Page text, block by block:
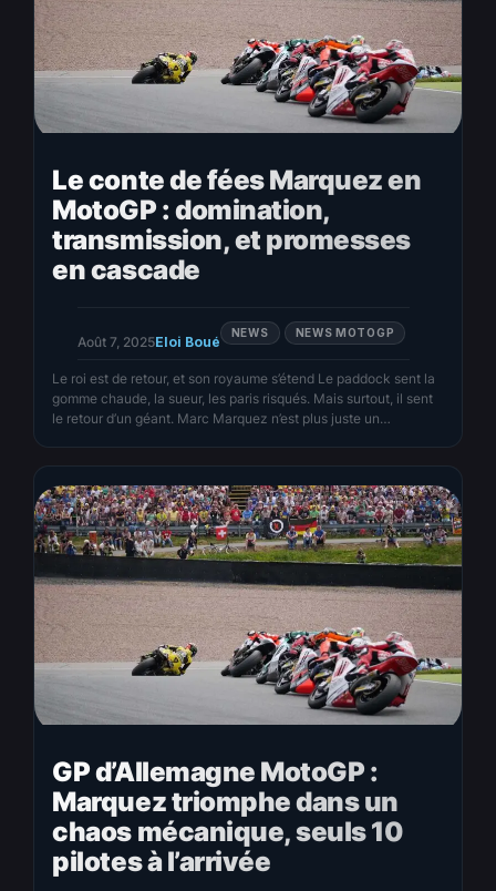
Le conte de fées Marquez en
MotoGP : domination,
transmission, et promesses
en cascade
Août 7, 2025Eloi Boué
NEWS NEWS MOTOGP
Le roi est de retour, et son royaume s’étend Le paddock sent la
gomme chaude, la sueur, les paris risqués. Mais surtout, il sent
le retour d’un géant. Marc Marquez n’est plus juste un
GP d’Allemagne MotoGP :
Marquez triomphe dans un
chaos mécanique, seuls 10
pilotes à l’arrivée